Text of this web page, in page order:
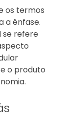
os termos
a ênfase.
se refere
o produto